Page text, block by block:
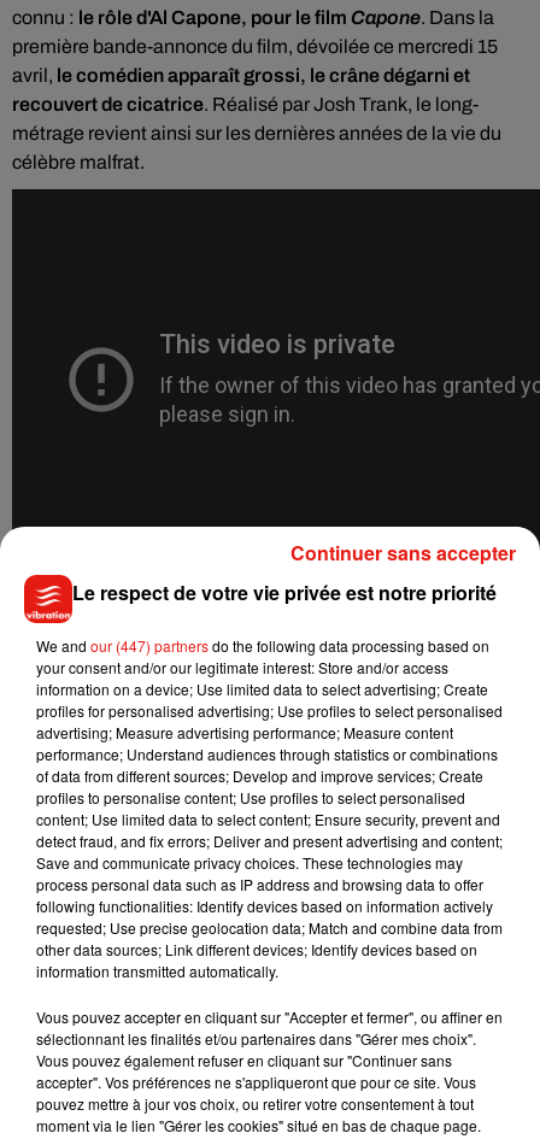
connu : le rôle d'Al Capone, pour le film Capone. Dans la
première bande-annonce du film, dévoilée ce mercredi 15
avril, le comédien apparaît grossi, le crâne dégarni et
recouvert de cicatrice. Réalisé par Josh Trank, le long-
métrage revient ainsi sur les dernières années de la vie du
célèbre malfrat.
Coronavirus oblige, la sortie du film, en développement
l'a indiqué dans un tweet le réalisateur américain Josh
Trank.Il espère néanmoins une sortie cinéma une fois que
les salles obscures auront repris leur activité.
Musique
Julien Lieb s’essaye à la vie de chatelain
dans son nouveau clip
7 août 2026
Madonna sort enfin le remix de « Love
Sensation » avec Kylie Minogue
Le respect de votre vie privée est notre priorité
We and our (447) partnersdo the following data processing based on
your consent and/or our legitimate interest: Store and/or access
information on a device; Use limited data to select advertising; Create
profiles for personalised advertising; Use profiles to select personalised
advertising; Measure advertising performance; Measure content
performance; Understand audiences through statistics or combinations
of data from different sources; Develop and improve services; Create
profiles to personalise content; Use profiles to select personalised
content; Use limited data to select content; Ensure security, prevent and
detect fraud, and fix errors; Deliver and present advertising and content;
Save and communicate privacy choices. These technologies may
process personal data such as IP address and browsing data to offer
following functionalities: Identify devices based on information actively
requested; Use precise geolocation data; Match and combine data from
other data sources; Link different devices; Identify devices based on
information transmitted automatically.
Vous pouvez accepter en cliquant sur "Accepter et fermer", ou affiner en
sélectionnant les finalités et/ou partenaires dans "Gérer mes choix".
Vous pouvez également refuser en cliquant sur "Continuer sans
accepter". Vos préférences ne s'appliqueront que pour ce site. Vous
pouvez mettre à jour vos choix, ou retirer votre consentement à tout
moment via le lien "Gérer les cookies" situé en bas de chaque page.
Continuer sans accepter